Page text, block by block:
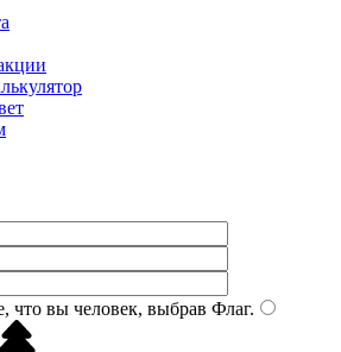
что вы человек, выбрав Флаг.